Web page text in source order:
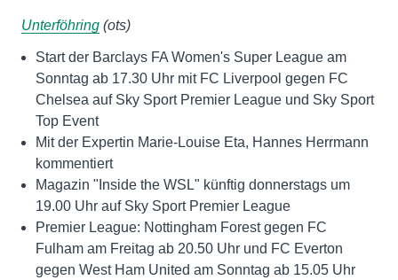
Unterföhring (ots)
Start der Barclays FA Women's Super League am
Sonntag ab 17.30 Uhr mit FC Liverpool gegen FC
Chelsea auf Sky Sport Premier League und Sky Sport
Top Event
Mit der Expertin Marie-Louise Eta, Hannes Herrmann
kommentiert
Magazin "Inside the WSL" künftig donnerstags um
19.00 Uhr auf Sky Sport Premier League
Premier League: Nottingham Forest gegen FC
Fulham am Freitag ab 20.50 Uhr und FC Everton
gegen West Ham United am Sonntag ab 15.05 Uhr